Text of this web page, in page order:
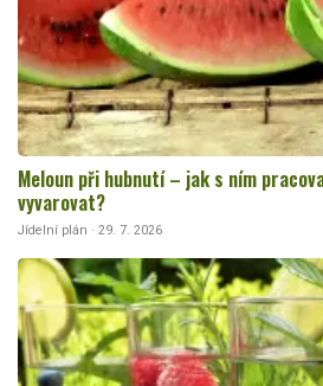
Meloun při hubnutí – jak s ním
vyvarovat?
Jídelní plán · 29. 7. 2026